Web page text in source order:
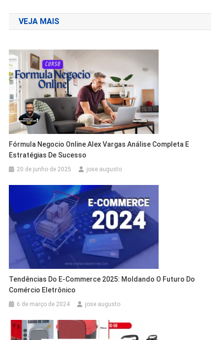
de
Post
VEJA MAIS
Fórmula Negocio Online Alex Vargas Análise Completa E
Estratégias De Sucesso
20 de junho de 2025 jose augusto
Tendências Do E-Commerce 2025: Moldando O Futuro Do
Comércio Eletrônico
6 de março de 2024 jose augusto